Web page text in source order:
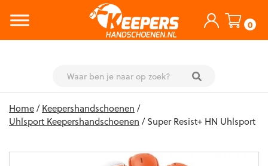
0
content
Home/Keepershandschoenen /
Uhlsport Keepershandschoenen / Super Resist+ HN Uhlsport